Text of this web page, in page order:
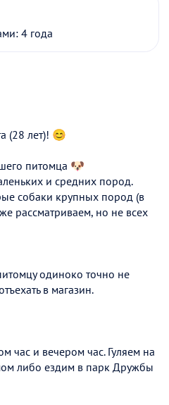
4 года
(28 лет)! 😊
питомца 🐶
и средних пород.
собаки крупных пород (в
рассматриваем, но не всех
одиноко точно не
в магазин.
час и вечером час. Гуляем на
либо ездим в парк Дружбы